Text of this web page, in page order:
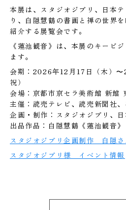
本展は、スタジオジブリ、日本
り、白隠慧鶴の書画と禅の世界
紹介する展覧会です。
《蓮池観音》は、本展のキービ
ます。
会期：2026年12月17日（木）〜
祝）
会場：京都市京セラ美術館 新館
主催：読売テレビ、読売新聞社
企画・制作：スタジオジブリ、
出品作品：白隠慧鶴《蓮池観音
スタジオジブリ企画制作 白隠
スタジオジブリ様 イベント情報